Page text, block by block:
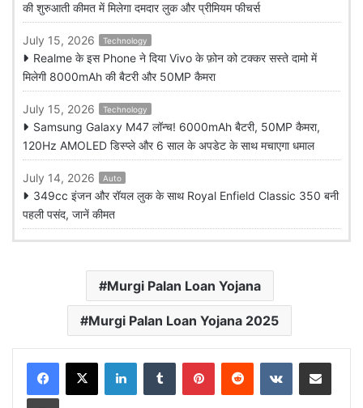
की शुरुआती कीमत में मिलेगा दमदार लुक और प्रीमियम फीचर्स
July 15, 2026 Technology
Realme के इस Phone ने दिया Vivo के फ़ोन को टक्कर सस्ते दामो में
मिलेगी 8000mAh की बैटरी और 50MP कैमरा
July 15, 2026 Technology
Samsung Galaxy M47 लॉन्च! 6000mAh बैटरी, 50MP कैमरा,
120Hz AMOLED डिस्प्ले और 6 साल के अपडेट के साथ मचाएगा धमाल
July 14, 2026 Auto
349cc इंजन और रॉयल लुक के साथ Royal Enfield Classic 350 बनी
पहली पसंद, जानें कीमत
Murgi Palan Loan Yojana
Murgi Palan Loan Yojana 2025
LinkedInTumblr PinterestReddit VKontakteShare via Email
Print